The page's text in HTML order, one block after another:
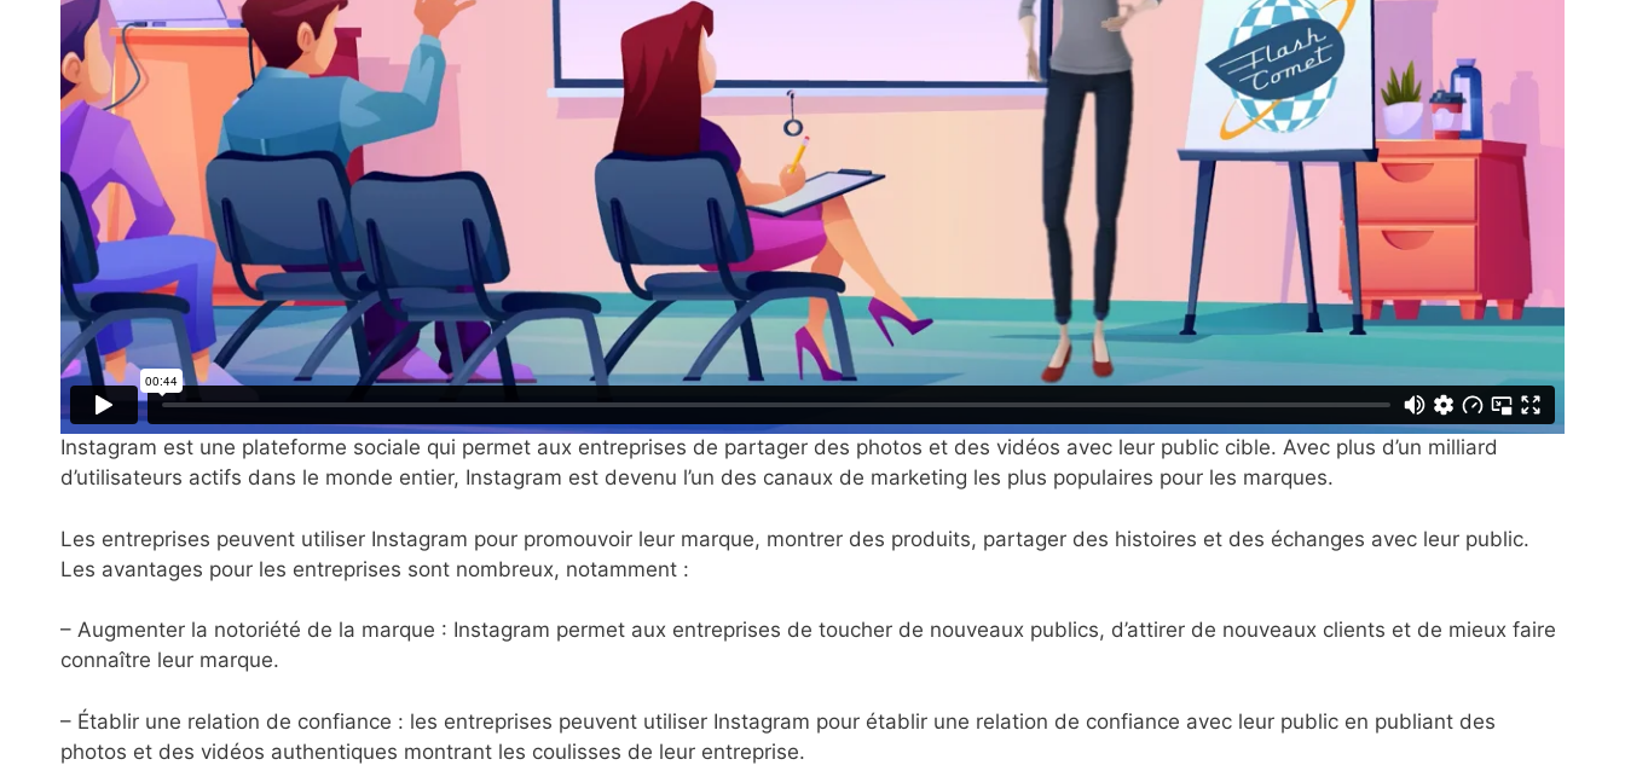
Instagram est une plateforme sociale qui permet aux entreprises de partager des photos et des vidéos avec leur public cible. Avec plus d’un milliard
d’utilisateurs actifs dans le monde entier, Instagram est devenu l’un des canaux de marketing les plus populaires pour les marques.
Les entreprises peuvent utiliser Instagram pour promouvoir leur marque, montrer des produits, partager des histoires et des échanges avec leur public.
Les avantages pour les entreprises sont nombreux, notamment :
– Augmenter la notoriété de la marque : Instagram permet aux entreprises de toucher de nouveaux publics, d’attirer de nouveaux clients et de mieux faire
connaître leur marque.
– Établir une relation de confiance : les entreprises peuvent utiliser Instagram pour établir une relation de confiance avec leur public en publiant des
photos et des vidéos authentiques montrant les coulisses de leur entreprise.